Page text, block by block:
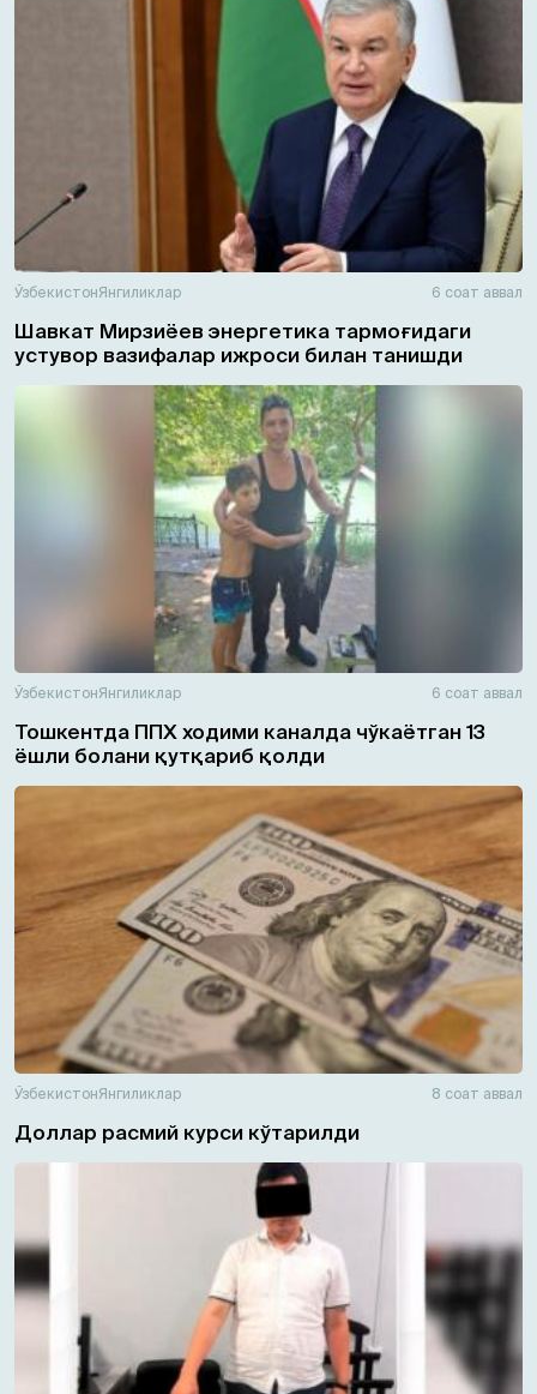
ЎзбекистонЯнгиликлар 6 соат аввал
Шавкат Мирзиёев энергетика тармоғидаги
устувор вазифалар ижроси билан танишди
ЎзбекистонЯнгиликлар 6 соат аввал
Тошкентда ППХ ходими каналда чўкаётган 13
ёшли болани қутқариб қолди
ЎзбекистонЯнгиликлар 8 соат аввал
Доллар расмий курси кўтарилди